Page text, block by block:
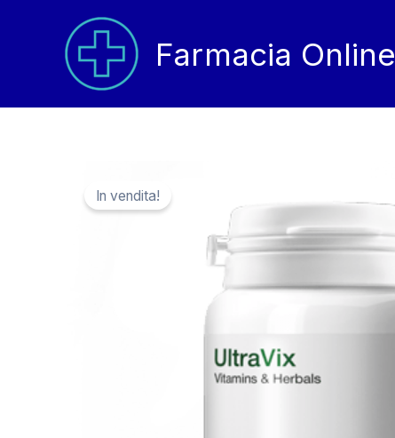
contenuto
Farmacia Online
In vendita!